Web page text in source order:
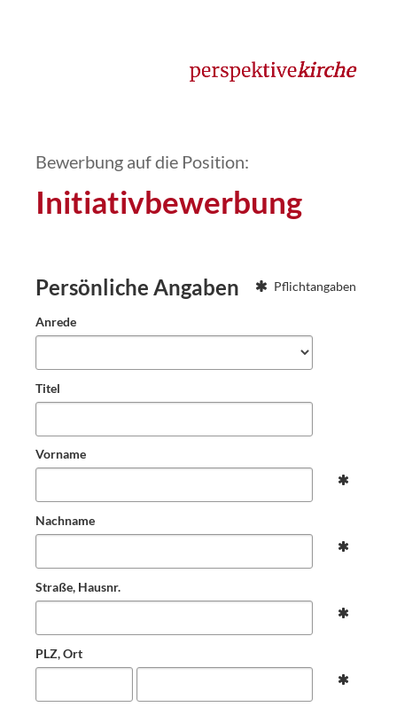
Bewerbung auf die Position:
Initiativbewerbung
Persönliche Angaben Pflichtangaben
Anrede
Titel
Vorname
Nachname
Straße, Hausnr.
PLZ, Ort